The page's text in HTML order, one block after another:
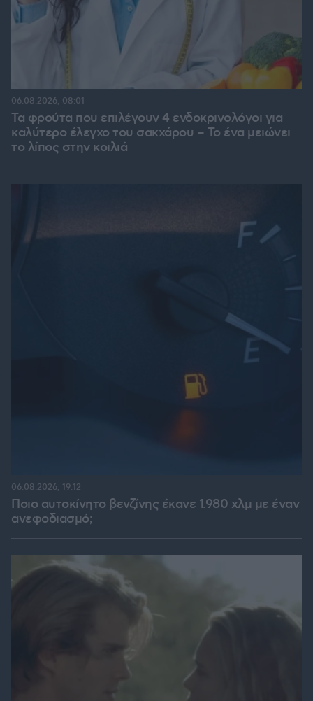
Τα φρούτα που επιλέγουν 4 ενδοκρινολόγοι για
καλύτερο έλεγχο του σακχάρου – Το ένα μειώνει
το λίπος στην κοιλιά
06.08.2026, 08:01
Ποιο αυτοκίνητο βενζίνης έκανε 1.980 χλμ με έναν
ανεφοδιασμό;
06.08.2026, 19:12